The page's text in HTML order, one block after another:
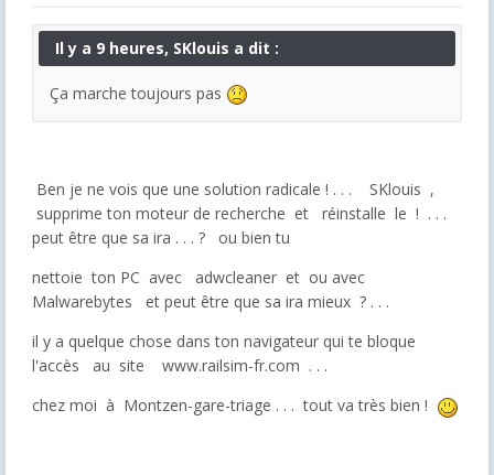
Il y a 9 heures, SKlouis a dit :
Ça marche toujours pas
Ben je ne vois que une solution radicale ! . . . SKlouis ,
supprime ton moteur de recherche et réinstalle le ! . . .
peut être que sa ira . . . ? ou bien tu
nettoie ton PC avec adwcleaner et ou avec
Malwarebytes
et peut être que sa ira mieux ? . . .
il y a quelque chose dans ton navigateur qui te bloque
l'accès au site www.railsim-fr.com . . .
chez moi à Montzen-gare-triage . . . tout va très bien !